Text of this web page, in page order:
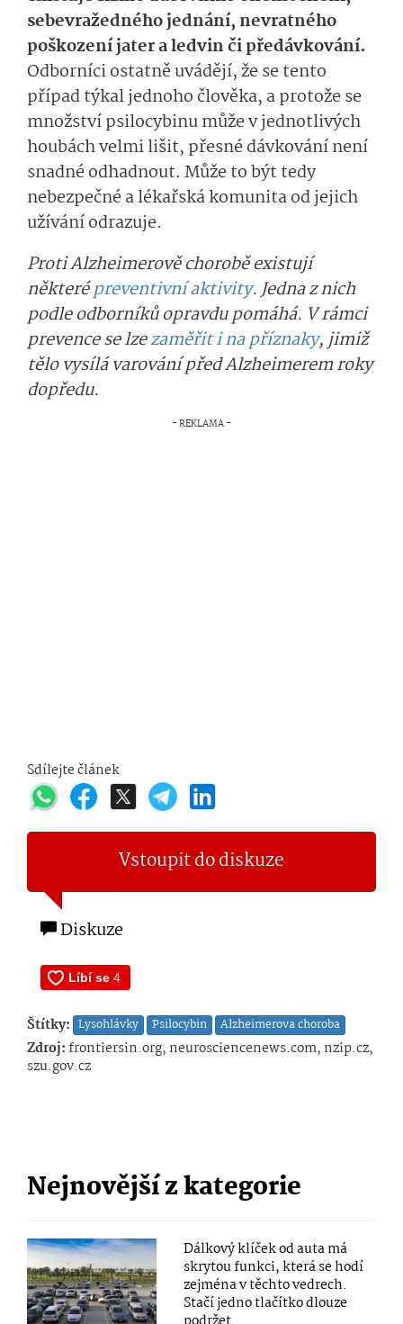
sebevražedného jednání, nevratného
poškození jater a ledvin či předávkování.
Odborníci ostatně uvádějí, že setento
případ týkal jednoho člověka, a protože se
množství psilocybinu může v jednotlivých
houbách velmi lišit, přesné dávkování není
snadné odhadnout. Může to být tedy
nebezpečné a lékařská komunita od jejich
užívání odrazuje.
Proti Alzheimerově chorobě existují
některépreventivní aktivity. Jedna z nich
podle odborníků opravdu pomáhá. V rámci
prevence se lzezaměřit i na příznaky, jimiž
tělo vysílá varování před Alzheimerem roky
dopředu.
Sdílejte článek
Vstoupit do diskuze
Diskuze
Štítky: Lysohlávky Psilocybin Alzheimerova choroba
Zdroj:frontiersin.org, neurosciencenews.com, nzip.cz,
szu.gov.cz
Nejnovější z kategorie
Dálkový klíček od auta má
skrytou funkci, která se hodí
zejména v těchto vedrech.
Stačí jedno tlačítko dlouze